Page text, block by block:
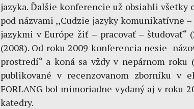
jazyka. Ďalšie konferencie už obsiahli všetky
pod názvami ,,Cudzie jazyky komunikatívne
jazykmi v Európe žiť – pracovať – študovať“
(2008). Od roku 2009 konferencia nesie
prostredí“ a koná sa vždy v nepárnom roku
publikované v recenzovanom zborníku v
FORLANG bol mimoriadne vydaný aj v roku
katedry.